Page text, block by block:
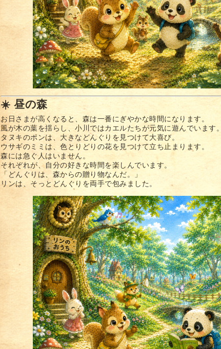
☀️ 昼の森
お日さまが高くなると、森は一番にぎやかな時間になります。
風が木の葉を揺らし、小川ではカエルたちが元気に遊んでいます。
タヌキのポンは、大きなどんぐりを見つけて大喜び。
ウサギのミミは、色とりどりの花を見つけて立ち止まります。
森には急ぐ人はいません。
それぞれが、自分の好きな時間を楽しんでいます。
「どんぐりは、森からの贈り物なんだ。」
リンは、そっとどんぐりを両手で包みました。